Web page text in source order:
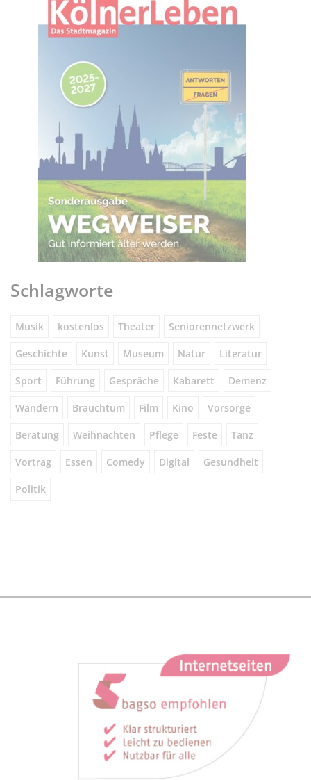
Schlagworte
Musik kostenlos Theater Seniorennetzwerk
Geschichte Kunst Museum Natur Literatur
Sport Führung Gespräche Kabarett Demenz
Wandern Brauchtum Film Kino Vorsorge
Beratung Weihnachten Pflege Feste Tanz
Vortrag Essen Comedy Digital Gesundheit
Politik